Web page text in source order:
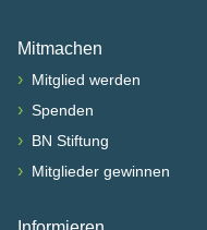
Mitmachen
› Mitglied werden
› Spenden
› BN Stiftung
› Mitglieder gewinnen